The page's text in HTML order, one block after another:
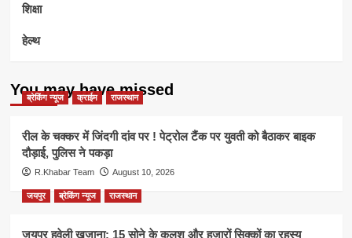
शिक्षा
हेल्थ
You may have missed
ब्रेकिंग न्यूज क्राईम राजस्थान
रील के चक्कर में जिंदगी दांव पर ! पेट्रोल टैंक पर युवती को बैठाकर बाइक
दौड़ाई, पुलिस ने पकड़ा
R.Khabar Team August 10, 2026
जयपुर ब्रेकिंग न्यूज राजस्थान
जयपुर हवेली खजाना: 15 सोने के कलश और हजारों सिक्कों का रहस्य